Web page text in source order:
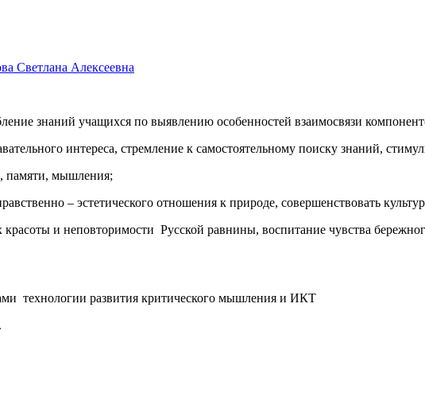
Светлана Алексеевна
знаний учащихся по выявлению особенностей взаимосвязи
интереса, стремление к самостоятельному поиску знаний,
памяти, мышления;
– эстетического отношения к природе, совершенствовать
и неповторимости Русской равнины, воспитание чувства
технологии развития критического мышления и ИКТ